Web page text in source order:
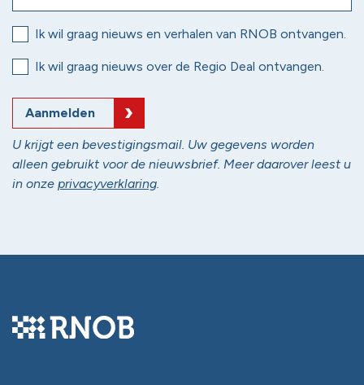
Ik wil graag nieuws en verhalen van RNOB ontvangen.
Ik wil graag nieuws over de Regio Deal ontvangen.
Aanmelden
U krijgt een bevestigingsmail. Uw gegevens worden
alleen gebruikt voor de nieuwsbrief. Meer daarover leest u
in onze privacyverklaring.